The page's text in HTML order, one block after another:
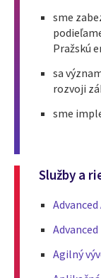
sme
Pražskú
sa
rozvoji
sme
Služby a
Agilný